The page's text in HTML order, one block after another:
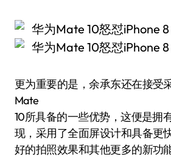
更为重要的是，余承东还在接受
Mate
10所具备的一些优势，这便是拥
现，采用了全面屏设计和具备更
好的拍照效果和其他更多的新功